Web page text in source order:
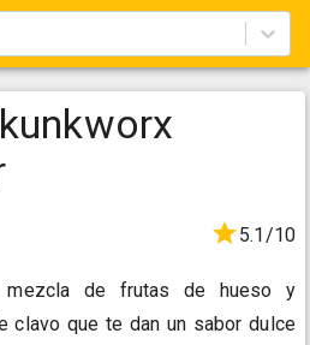
5.1/10
mezcla de frutas de hueso y
clavo que te dan un sabor dulce